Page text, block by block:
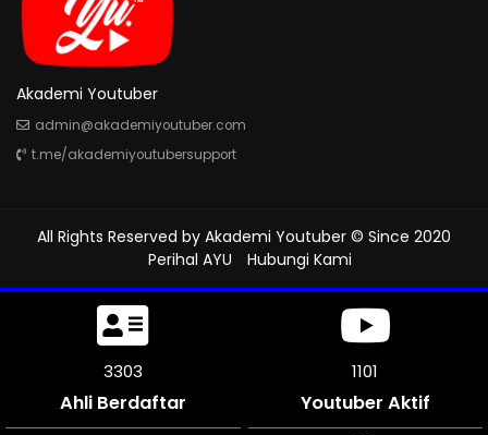
Akademi Youtuber
admin@akademiyoutuber.com
t.me/akademiyoutubersupport
All Rights Reserved by Akademi Youtuber © Since 2020
Perihal AYU
Hubungi Kami
3648
Ahli Berdaftar
1216
Youtuber Aktif